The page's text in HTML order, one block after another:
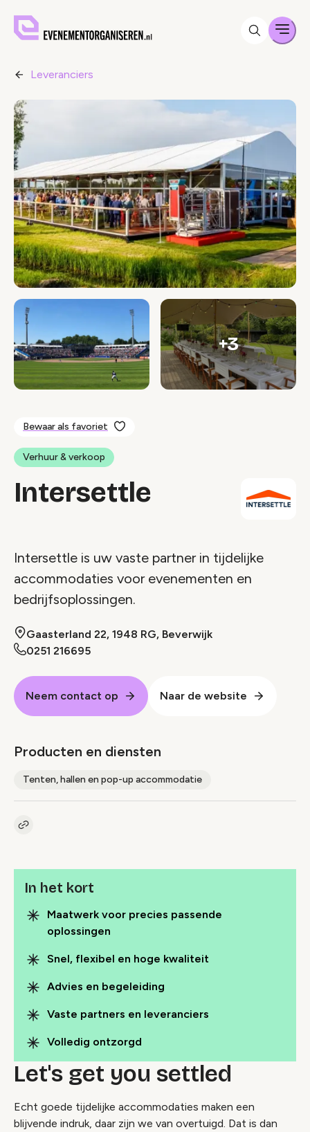
Leveranciers
+3
Bewaar als favoriet
Verhuur & verkoop
Intersettle
Intersettle is uw vaste partner in tijdelijke
accommodaties voor evenementen en
bedrijfsoplossingen.
Gaasterland 22, 1948 RG, Beverwijk
0251 216695
Neem contact op Naar de website
Producten en diensten
Tenten, hallen en pop-up accommodatie
Kopieer link naar pagina
In het kort
Maatwerk voor precies passende
oplossingen
Snel, flexibel en hoge kwaliteit
Advies en begeleiding
Vaste partners en leveranciers
Volledig ontzorgd
Let's get you settled
Echt goede tijdelijke accommodaties maken een
blijvende indruk, daar zijn we van overtuigd. Dat is dan